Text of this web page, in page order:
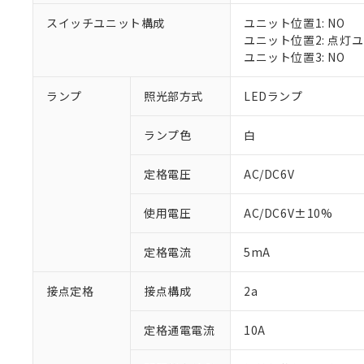
スイッチユニット構成
ユニット位置1: NO
ユニット位置2: 点灯
ユニット位置3: NO
ランプ 照光部方式 LEDランプ
ランプ色 白
定格電圧 AC/DC6V
使用電圧 AC/DC6V±10%
定格電流 5mA
接点定格 接点構成 2a
定格通電電流 10A
ご利用条件
以下の条件をお読
当社制御機
在庫状況お
のであり、
い。
当社販売員
ている必要
対応予定：EU
対応予定なし：
調査・確認中：
非該当品：ライセ
仕入先様の事情に
があります。
六価クロム(Cr(Ⅵ))
ル（DBP） 1000ppm
但し、RoHS指令で産業
フタル酸エステル類の
※2 対応予定月
※1 中国
「－」：未確認で
*中国RoHS10物質の基
Pb(鉛) :1000ppm、 Hg(
Cr(Ⅵ)(六価クロム) :
DBP(フタル酸ジブチル
「ｅ」：有害物質
う）を輸出
などの必要な
ます。
当社は貴社
当社は、貴
記
号
○ 一定数
△ 一定数
－
在庫な